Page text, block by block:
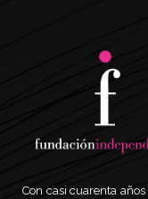
Con casi cuarenta